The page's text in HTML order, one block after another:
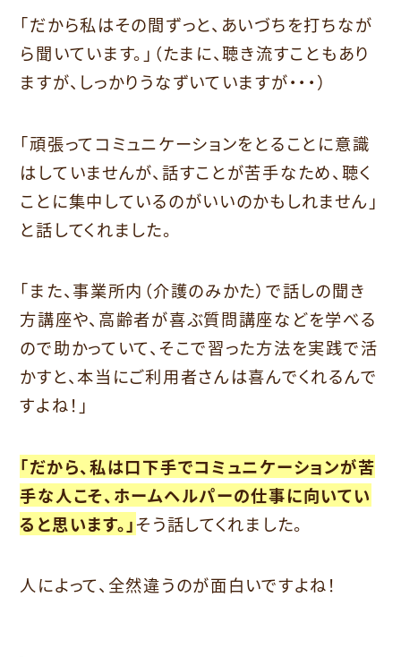
「だから私はその間ずっと、あいづちを打ちなが
ら聞いています。」（たまに、聴き流すこともあり
ますが、しっかりうなずいていますが・・・）
「頑張ってコミュニケーションをとることに意識
はしていませんが、話すことが苦手なため、聴く
ことに集中しているのがいいのかもしれません」
と話してくれました。
「また、事業所内（介護のみかた）で話しの聞き
方講座や、高齢者が喜ぶ質問講座などを学べる
ので助かっていて、そこで習った方法を実践で活
かすと、本当にご利用者さんは喜んでくれるんで
すよね！」
「だから、私は口下手でコミュニケーションが苦
手な人こそ、ホームヘルパーの仕事に向いてい
ると思います。」そう話してくれました。
人によって、全然違うのが面白いですよね！